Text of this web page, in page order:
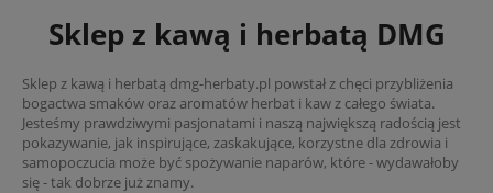
Sklep z kawą i herbatą DMG
Sklep z kawą i herbatą dmg-herbaty.pl powstał z chęci przybliżenia
bogactwa smaków oraz aromatów herbat i kaw z całego świata.
Jesteśmy prawdziwymi pasjonatami i naszą największą radością jest
pokazywanie, jak inspirujące, zaskakujące, korzystne dla zdrowia i
samopoczucia może być spożywanie naparów, które - wydawałoby
się - tak dobrze już znamy.